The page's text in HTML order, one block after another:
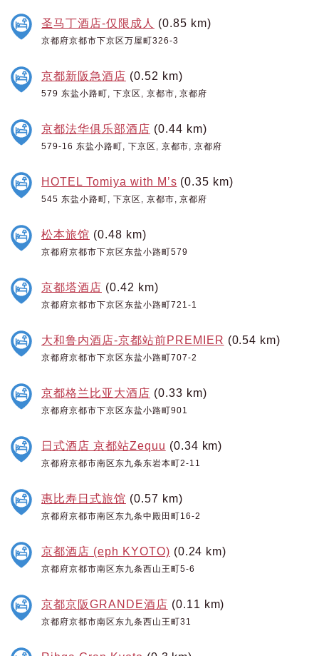
圣马丁酒店-仅限成人 (0.85 km)
京都府京都市下京区万屋町326-3
京都新阪急酒店 (0.52 km)
579 东盐小路町, 下京区, 京都市, 京都府
京都法华俱乐部酒店 (0.44 km)
579-16 东盐小路町, 下京区, 京都市, 京都府
HOTEL Tomiya with M’s (0.35 km)
545 东盐小路町, 下京区, 京都市, 京都府
松本旅馆 (0.48 km)
京都府京都市下京区东盐小路町579
京都塔酒店 (0.42 km)
京都府京都市下京区东盐小路町721-1
大和鲁内酒店-京都站前PREMIER (0.54 km)
京都府京都市下京区东盐小路町707-2
京都格兰比亚大酒店 (0.33 km)
京都府京都市下京区东盐小路町901
日式酒店 京都站Zequu (0.34 km)
京都府京都市南区东九条东岩本町2-11
惠比寿日式旅馆 (0.57 km)
京都府京都市南区东九条中殿田町16-2
京都酒店 (eph KYOTO) (0.24 km)
京都府京都市南区东九条西山王町5-6
京都京阪GRANDE酒店 (0.11 km)
京都府京都市南区东九条西山王町31